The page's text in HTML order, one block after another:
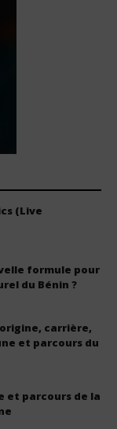
(Live
formule pour
du Bénin ?
carrière,
et parcours du
et parcours de la